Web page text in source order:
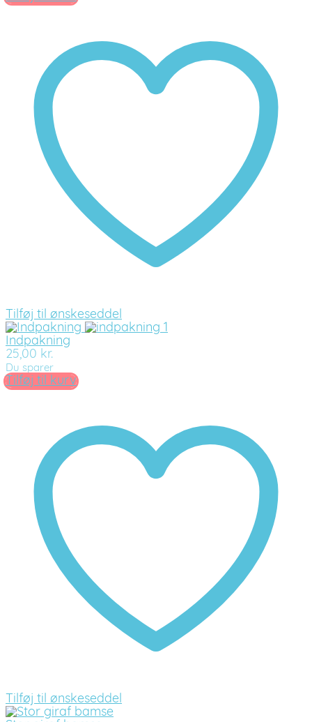
Tilføj til ønskeseddel
Indpakning
25,00 kr.
Du sparer
Tilføj til kurv
Tilføj til ønskeseddel